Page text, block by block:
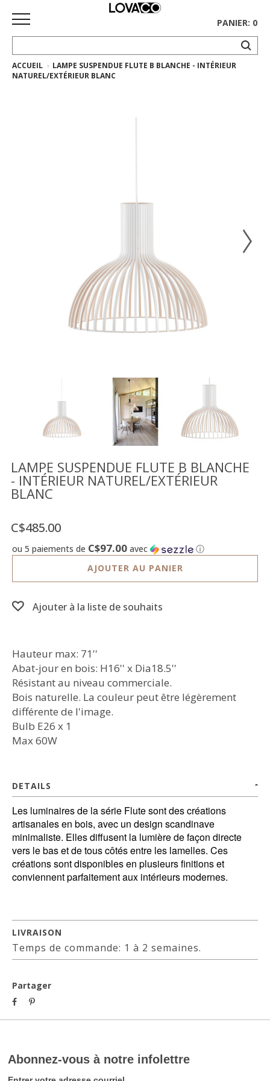
ACCUEIL
démonstrateurs
Luminaires
SOUHAITS
US
PANIER: 0
ACCUEIL
LAMPE SUSPENDUE FLUTE B BLANCHE - INTÉRIEUR
NATUREL/EXTÉRIEUR BLANC
LAMPE SUSPENDUE FLUTE B BLANCHE
- INTÉRIEUR NATUREL/EXTÉRIEUR
BLANC
C$485.00
ou 5 paiements de C$97.00 avec
ⓘ
AJOUTER AU PANIER
Ajouter à la liste de souhaits
Hauteur max: 71''
Abat-jour en bois: H16'' x Dia18.5''
Résistant au niveau commerciale.
Bois naturelle. La couleur peut être légèrement
différente de l'image.
Bulb E26 x 1
Max 60W
DETAILS
Les luminaires de la série Flute sont des créations
artisanales en bois, avec un design scandinave
minimaliste. Elles diffusent la lumière de façon directe
vers le bas et de tous côtés entre les lamelles. Ces
créations sont disponibles en plusieurs finitions et
conviennent parfaitement aux intérieurs modernes.
LIVRAISON
Temps de commande: 1 à 2 semaines.
Partager
Abonnez-vous à notre infolettre